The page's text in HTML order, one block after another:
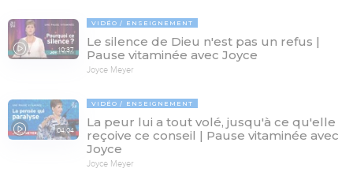
10:37
VIDÉO ENSEIGNEMENT
Le silence de Dieu n'est pas un refus |
Pause vitaminée avec Joyce
Joyce Meyer
04:04
VIDÉO ENSEIGNEMENT
La peur lui a tout volé, jusqu'à ce qu'elle
reçoive ce conseil | Pause vitaminée avec
Joyce
Joyce Meyer